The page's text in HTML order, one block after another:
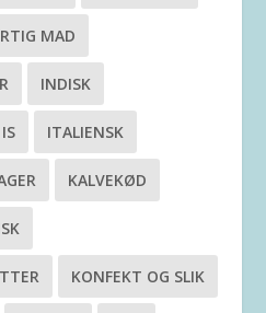
MAD
INDISK
IS ITALIENSK
KALVEKØD
KONFEKT OG SLIK